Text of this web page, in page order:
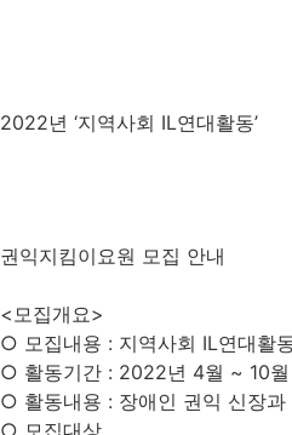
2022년 ‘지역사회 IL연대활동’
권익지킴이요원 모집 안내
<모집개요>
○ 모집내용 : 지역사회 IL연대활
○ 활동기간 : 2022년 4월 ~ 10월
○ 활동내용 : 장애인 권익 신장